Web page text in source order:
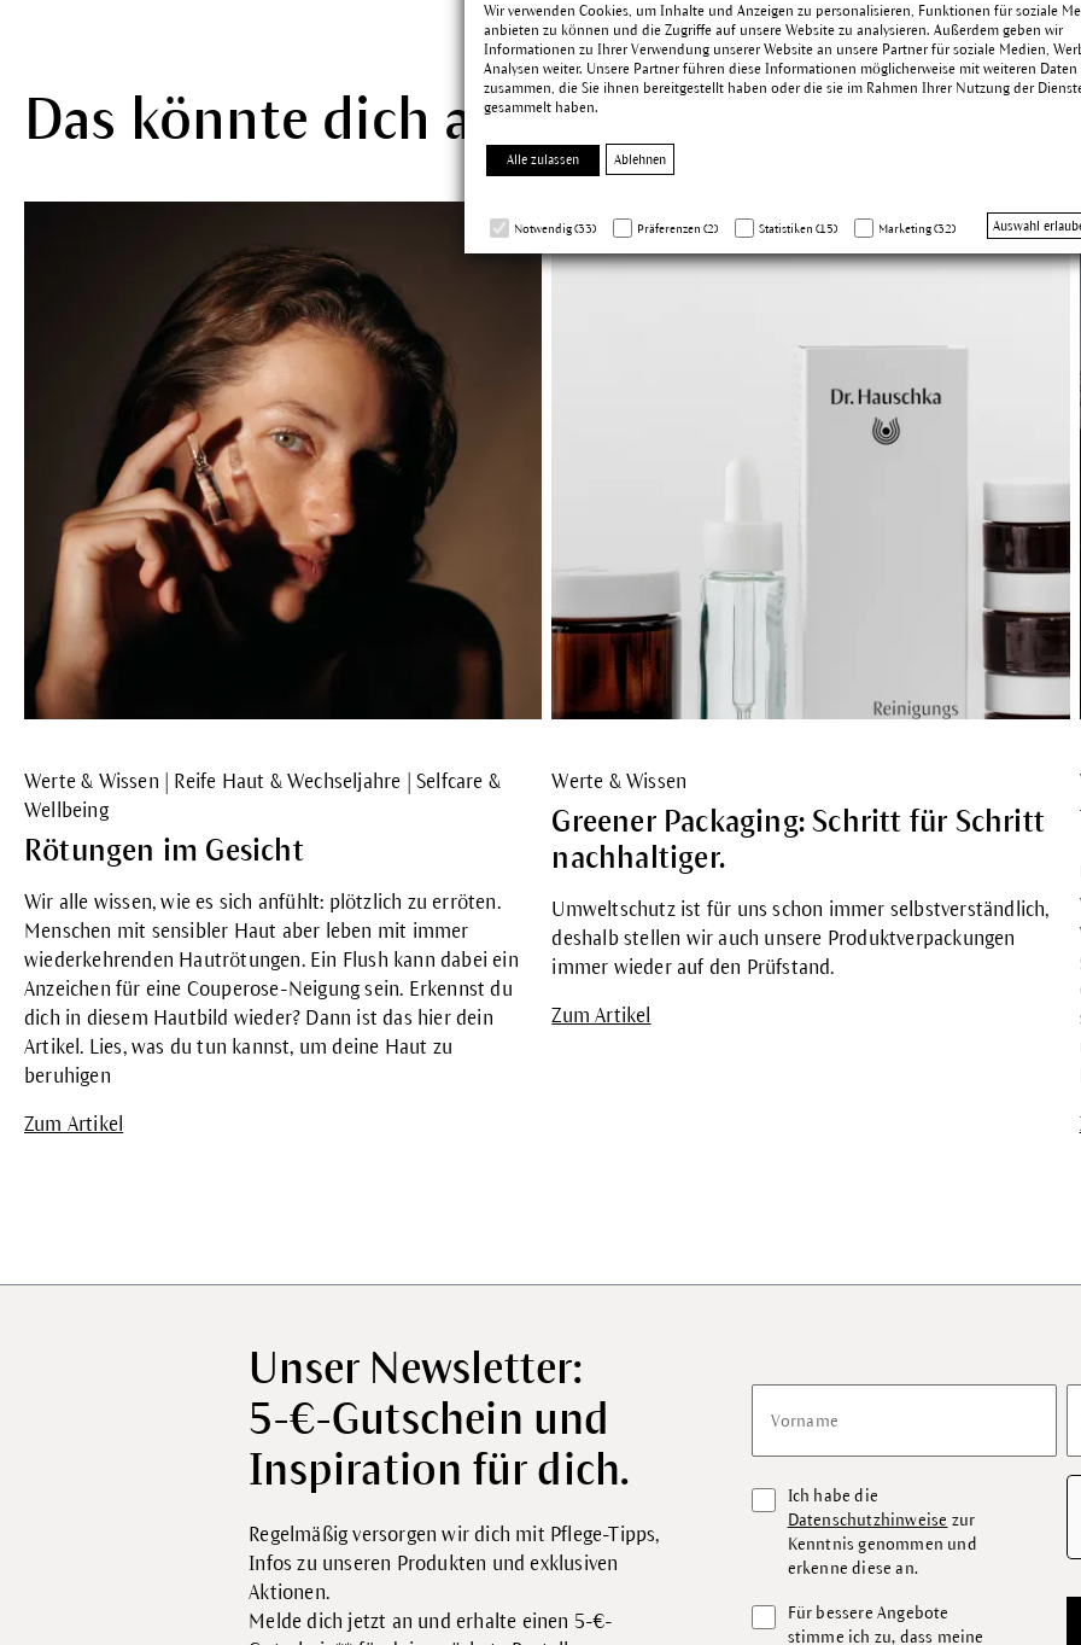
Wir verwenden Cookies, um Inhalte und Anzeigen zu personalisieren, Funktionen für soziale
anbieten zu können und die Zugriffe auf unsere Website zu analysieren. Außerdem geben wir
Informationen zu Ihrer Verwendung unserer Website an unsere Partner für soziale Medien,
Analysen weiter. Unsere Partner führen diese Informationen möglicherweise mit weiteren Daten
zusammen, die Sie ihnen bereitgestellt haben oder die sie im Rahmen Ihrer Nutzung der
gesammelt haben.
Alle zulassen Ablehnen
Notwendig (33) Präferenzen (2) Statistiken (15) Marketing (32) Auswahl
Das könnte dich auch interessieren
Werte & Wissen | Reife Haut & Wechseljahre | Selfcare &
Wellbeing
Rötungen im Gesicht
Wir alle wissen, wie es sich anfühlt: plötzlich zu erröten.
Menschen mit sensibler Haut aber leben mit immer
wiederkehrenden Hautrötungen. Ein Flush kann dabei ein
Anzeichen für eine Couperose-Neigung sein. Erkennst du
dich in diesem Hautbild wieder? Dann ist das hier dein
Artikel. Lies, was du tun kannst, um deine Haut zu
beruhigen
Zum Artikel
Werte & Wissen
Greener Packaging: Schritt für Schritt
nachhaltiger.
Umweltschutz ist für uns schon immer selbstverständlich,
deshalb stellen wir auch unsere Produktverpackungen
immer wieder auf den Prüfstand.
Zum Artikel
Unser Newsletter:
5-€-Gutschein und
Inspiration für dich.
Regelmäßig versorgen wir dich mit Pflege-Tipps,
Infos zu unseren Produkten und exklusiven
Aktionen.
Melde dich jetzt an und erhalte einen 5-€-
Vorname
Ich habe die
Datenschutzhinweise zur
Kenntnis genommen und
erkenne diese an.
Für bessere Angebote
stimme ich zu, dass meine